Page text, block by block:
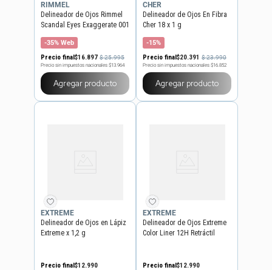
RIMMEL
Delineador de Ojos Rimmel
Scandal Eyes Exaggerate 001
Black
-35% Web
Precio final$16.897 $25.995
Precio sin impuestos nacionales $13.964
Agregar producto
CHER
Delineador de Ojos En Fibra
Cher 18 x 1 g
-15%
Precio final$20.391 $23.990
Precio sin impuestos nacionales $16.852
Agregar producto
EXTREME
Delineador de Ojos en Lápiz
Extreme x 1,2 g
Precio final$12.990
EXTREME
Delineador de Ojos Extreme
Color Liner 12H Retráctil
Precio final$12.990